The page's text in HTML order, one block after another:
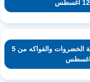
عروض اسواق مزون ومدينة الخضروات والفواكه من 5